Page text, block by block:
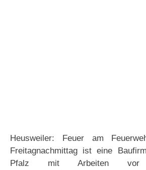
Heusweiler: Feuer am
Freitagnachmittag ist eine
Pfalz mit Arbeiten vor